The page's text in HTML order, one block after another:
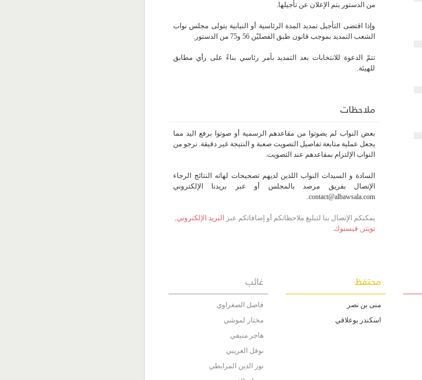
من الدستور يتم الإعلان عن تأجيلها.
وإذا اقتضى التأجيل تمديد المدة الرئاسية أو النيابية يتولى مجلس نواب
الشعب التمديد بموجب قانون طبق الفصليْن 56 و75 من الدستور.
تتمّ الدعوة للانتخابات بعد التمديد بأمر رئاسي بناءً على رأي مطابق
للهيئة.
ملاحظات
بعض النواب لم يصوتوا من مقاعدهم الرسمية أو صوتوا برفع اليد مما
يجعل عملية متابعة تفاصيل التصويت صعبة و النتيجة غير دقيقة. نرجو من
النواب الإلتزام بمقاعدهم عند التصويت.
السادة و السيدات النواب اللذين لديهم تصحيحات لهاته النتائج الرجاء
الإتصال بفريق مرصد بالمجلس أو عبر بريدنا الإلكتروني
contact@albawsala.com.
يمكنكم الإتصال بنا لتبليغ ملاحظاتكم أو إضافاتكم عبر البريد الإلكتروني,
تويتر , فيسبوك.
محتفظ
منى بن نصر
اسكندر بوعلاقي
غائب
فاضل الصغراوي
مختار لموشي
هاجر منيفي
نوفل الغريبي
نور الدين المرابطي